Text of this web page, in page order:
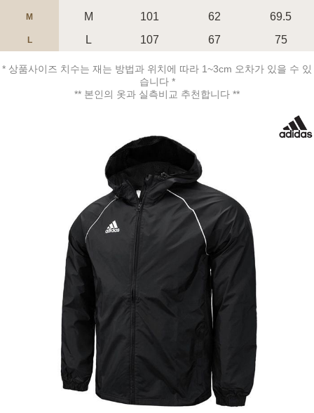
페이코 ID로 페
M M 101 62 69.5
L L 107 67 75
* 상품사이즈 치수는 재는 방법과 위치에 따라 1~3cm 오차가 있을 수 있
습니다 *
** 본인의 옷과 실측비교 추천합니다 **